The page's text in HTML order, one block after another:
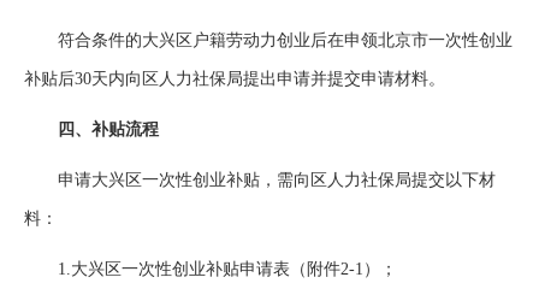
符合条件的大兴区户籍劳动力创业后在申领北京市一次性创业
补贴后30天内向区人力社保局提出申请并提交申请材料。
四、补贴流程
申请大兴区一次性创业补贴，需向区人力社保局提交以下材
料：
1.大兴区一次性创业补贴申请表（附件2-1）；